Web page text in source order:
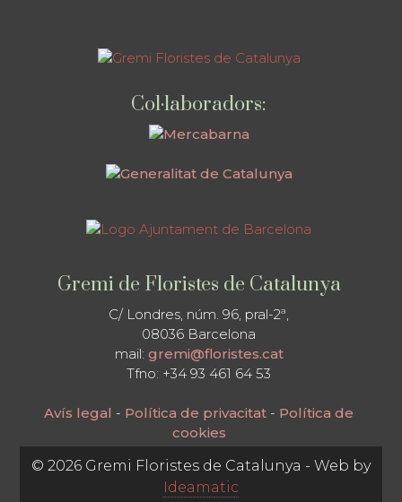
Col·laboradors:
Gremi de Floristes de Catalunya
C/ Londres, núm. 96, pral-2ª,
08036 Barcelona
mail: gremi@floristes.cat
Tfno: +34 93 461 64 53
Avís legal - Política de privacitat - Política de
cookies
© 2026 Gremi Floristes de Catalunya - Web by
Ideamatic